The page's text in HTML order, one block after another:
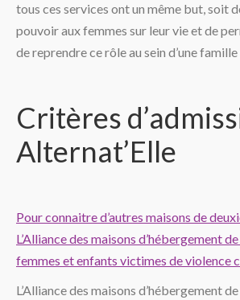
tous ces services ont un même but, soit
pouvoir aux femmes sur leur vie et de
de reprendre ce rôle au sein d’une
Critères
Alternat’Elle
Pour connaitre d’autres maisons de
L’Alliance des maisons d’hébergement
femmes et enfants victimes de violence
L’Alliance des maisons d’hébergement